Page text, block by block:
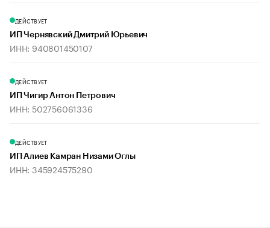
ДЕЙСТВУЕТ
ИП Чернявский Дмитрий Юрьевич
ИНН: 940801450107
ДЕЙСТВУЕТ
ИП Чигир Антон Петрович
ИНН: 502756061336
ДЕЙСТВУЕТ
ИП Алиев Камран Низами Оглы
ИНН: 345924575290